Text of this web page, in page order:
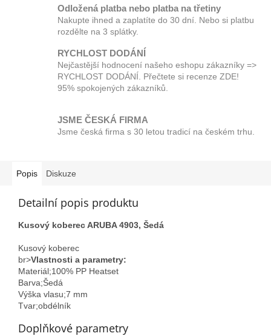
Odložená platba nebo platba na třetiny
Nakupte ihned a zaplatíte do 30 dní. Nebo si platbu
rozdělte na 3 splátky.
RYCHLOST DODÁNÍ
Nejčastější hodnocení našeho eshopu zákazníky =>
RYCHLOST DODÁNÍ. Přečtete si recenze ZDE!
95% spokojených zákazníků.
JSME ČESKÁ FIRMA
Jsme česká firma s 30 letou tradicí na českém trhu.
Popis Diskuze
Detailní popis produktu
Kusový koberec ARUBA 4903, Šedá
Kusový koberec
br>Vlastnosti a parametry:
Materiál;100% PP Heatset
Barva;Šedá
Výška vlasu;7 mm
Tvar;obdélník
Doplňkové parametry